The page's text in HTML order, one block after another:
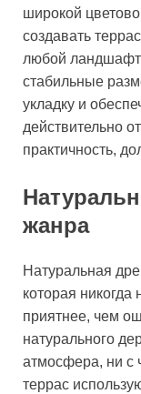
широкой
создавать
любой
стабильные
укладку и
действительно
практичность,
жанра
Натуральная
которая
приятнее, чем
натурального
атмосфера, ни с
террас